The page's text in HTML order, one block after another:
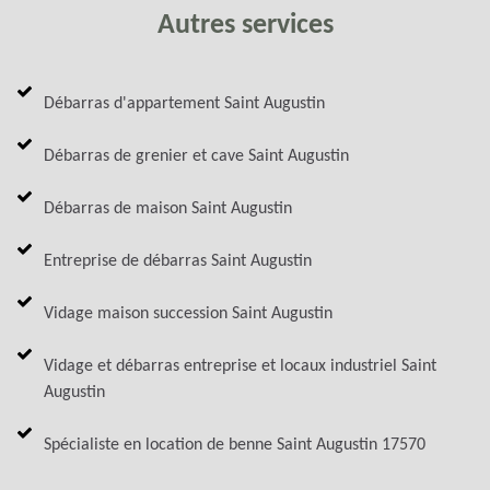
Autres services
Débarras d'appartement Saint Augustin
Débarras de grenier et cave Saint Augustin
Débarras de maison Saint Augustin
Entreprise de débarras Saint Augustin
Vidage maison succession Saint Augustin
Vidage et débarras entreprise et locaux industriel Saint
Augustin
Spécialiste en location de benne Saint Augustin 17570